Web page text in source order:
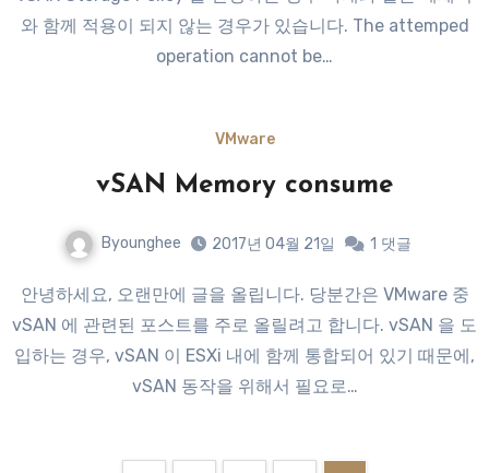
와 함께 적용이 되지 않는 경우가 있습니다. The attemped
operation cannot be…
VMware
vSAN Memory consume
Byounghee 2017년 04월 21일 1 댓글
안녕하세요, 오랜만에 글을 올립니다. 당분간은 VMware 중
vSAN 에 관련된 포스트를 주로 올릴려고 합니다. vSAN 을 도
입하는 경우, vSAN 이 ESXi 내에 함께 통합되어 있기 때문에,
vSAN 동작을 위해서 필요로…